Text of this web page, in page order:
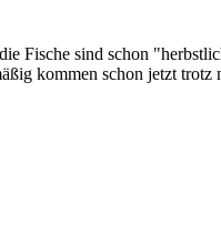
Fische sind schon
kommen schon jetzt